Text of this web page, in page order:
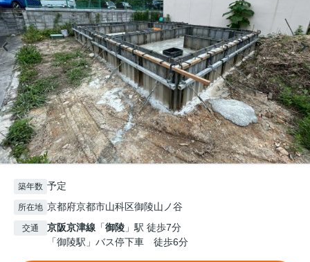
築年数 予定
所在地 京都府京都市山科区御陵山ノ谷
交通 京阪京津線 「御陵 」駅 徒歩7分
「御陵駅」バス停下車 徒歩6分